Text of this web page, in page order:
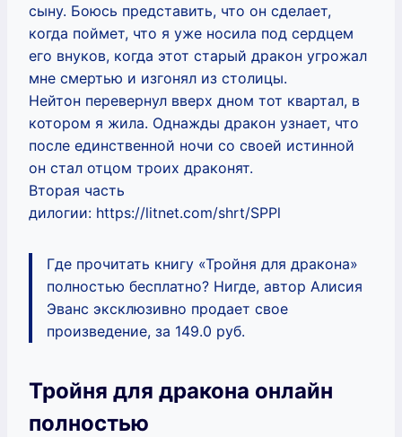
сыну. Боюсь представить, что он сделает,
когда поймет, что я уже носила под сердцем
его внуков, когда этот старый дракон угрожал
мне смертью и изгонял из столицы.
Нейтон перевернул вверх дном тот квартал, в
котором я жила. Однажды дракон узнает, что
после единственной ночи со своей истинной
он стал отцом троих драконят.
Вторая часть
дилогии: https://litnet.com/shrt/SPPl
Где прочитать книгу «Тройня для дракона»
полностью бесплатно? Нигде, автор Алисия
Эванс эксклюзивно продает свое
произведение, за 149.0 руб.
Тройня для дракона онлайн
полностью